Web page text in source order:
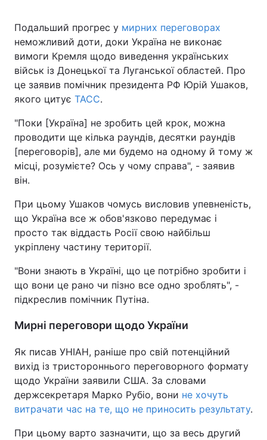
Подальший прогрес у мирних переговорах
неможливий доти, доки Україна не виконає
вимоги Кремля щодо виведення українських
військ із Донецької та Луганської областей. Про
це заявив помічник президента РФ Юрій Ушаков,
якого цитує ТАСС.
"Поки [Україна] не зробить цей крок, можна
проводити ще кілька раундів, десятки раундів
[переговорів], але ми будемо на одному й тому ж
місці, розумієте? Ось у чому справа", - заявив
він.
При цьому Ушаков чомусь висловив упевненість,
що Україна все ж обов'язково передумає і
просто так віддасть Росії свою найбільш
укріплену частину території.
"Вони знають в Україні, що це потрібно зробити і
що вони це рано чи пізно все одно зроблять", -
підкреслив помічник Путіна.
Мирні переговори щодо України
Як писав УНІАН, раніше про свій потенційний
вихід із тристороннього переговорного формату
щодо України заявили США. За словами
держсекретаря Марко Рубіо, вони не хочуть
витрачати час на те, що не приносить результату.
При цьому варто зазначити, що за весь другий